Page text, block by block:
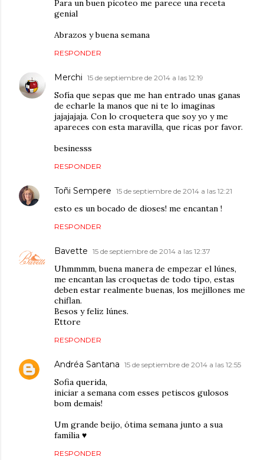
Para un buen picoteo me parece una receta
genial
Abrazos y buena semana
RESPONDER
Merchi 15 de septiembre de 2014 a las 12:19
Sofía que sepas que me han entrado unas ganas
de echarle la manos que ni te lo imaginas
jajajajaja. Con lo croquetera que soy yo y me
apareces con esta maravilla, que ricas por favor.
besinesss
RESPONDER
Toñi Sempere 15 de septiembre de 2014 a las 12:21
esto es un bocado de dioses! me encantan !
RESPONDER
Bavette 15 de septiembre de 2014 a las 12:37
Uhmmmm, buena manera de empezar el lúnes,
me encantan las croquetas de todo tipo, estas
deben estar realmente buenas, los mejillones me
chiflan.
Besos y feliz lúnes.
Ettore
RESPONDER
Andréa Santana 15 de septiembre de 2014 a las 12:55
Sofia querida,
iniciar a semana com esses petiscos gulosos
bom demais!
Um grande beijo, ótima semana junto a sua
família ♥
RESPONDER